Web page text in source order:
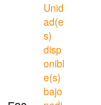
Unid
ad(e
s)
disp
onibl
e(s)
bajo